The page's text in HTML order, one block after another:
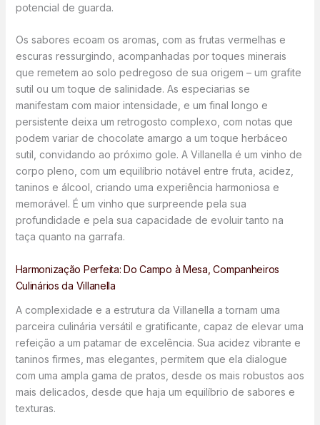
potencial de guarda.
Os sabores ecoam os aromas, com as frutas vermelhas e
escuras ressurgindo, acompanhadas por toques minerais
que remetem ao solo pedregoso de sua origem – um grafite
sutil ou um toque de salinidade. As especiarias se
manifestam com maior intensidade, e um final longo e
persistente deixa um retrogosto complexo, com notas que
podem variar de chocolate amargo a um toque herbáceo
sutil, convidando ao próximo gole. A Villanella é um vinho de
corpo pleno, com um equilíbrio notável entre fruta, acidez,
taninos e álcool, criando uma experiência harmoniosa e
memorável. É um vinho que surpreende pela sua
profundidade e pela sua capacidade de evoluir tanto na
taça quanto na garrafa.
Harmonização Perfeita: Do Campo à Mesa, Companheiros
Culinários da Villanella
A complexidade e a estrutura da Villanella a tornam uma
parceira culinária versátil e gratificante, capaz de elevar uma
refeição a um patamar de excelência. Sua acidez vibrante e
taninos firmes, mas elegantes, permitem que ela dialogue
com uma ampla gama de pratos, desde os mais robustos aos
mais delicados, desde que haja um equilíbrio de sabores e
texturas.